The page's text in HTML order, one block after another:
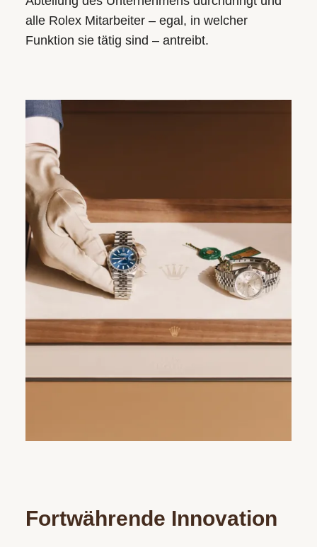
alle Rolex Mitarbeiter – egal, in welcher
Funktion sie tätig sind – antreibt.
Fortwährende Innovation